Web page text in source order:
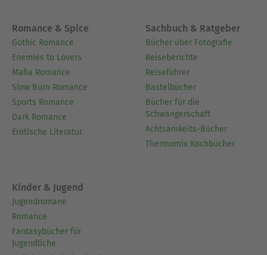
Romance & Spice
Gothic Romance
Enemies to Lovers
Mafia Romance
Slow Burn Romance
Sports Romance
Dark Romance
Erotische Literatur
Sachbuch & Ratgeber
Bücher über Fotografie
Reiseberichte
Reiseführer
Bastelbücher
Bücher für die
Schwangerschaft
Achtsamkeits-Bücher
Thermomix Kochbücher
Kinder & Jugend
Jugendromane
Romance
Fantasybücher für
Jugendliche